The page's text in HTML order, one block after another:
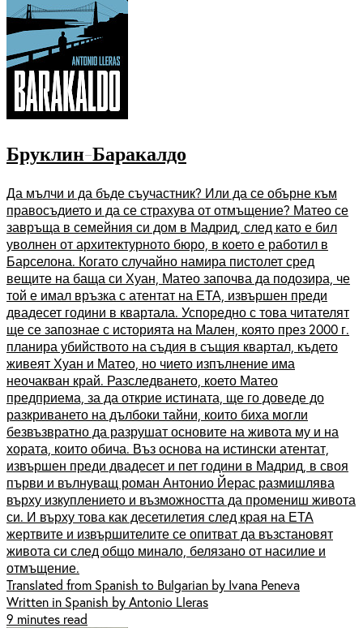
Бруклин-Баракалдо
Да мълчи и да бъде съучастник? Или да се обърне към
правосъдието и да се страхува от отмъщение? Матео се
завръща в семейния си дом в Мадрид, след като е бил
уволнен от архитектурното бюро, в което е работил в
Барселона. Когато случайно намира пистолет сред
вещите на баща си Хуан, Матео започва да подозира, че
той е имал връзка с атентат на ЕТА, извършен преди
двадесет години в квартала. Успоредно с това читателят
ще се запознае с историята на Мален, която през 2000 г.
планира убийството на съдия в същия квартал, където
живеят Хуан и Матео, но чието изпълнение има
неочакван край. Разследването, което Матео
предприема, за да открие истината, ще го доведе до
разкриването на дълбоки тайни, които биха могли
безвъзвратно да разрушат основите на живота му и на
хората, които обича. Въз основа на истински атентат,
извършен преди двадесет и пет години в Мадрид, в своя
първи и вълнуващ роман Антонио Йерас размишлява
върху изкуплението и възможността да промениш живота
си. И върху това как десетилетия след края на ЕТА
жертвите и извършителите се опитват да възстановят
живота си след общо минало, белязано от насилие и
отмъщение.
Translated from Spanish to Bulgarian by Ivana Peneva
Written in Spanish by Antonio Lleras
9 minutes read